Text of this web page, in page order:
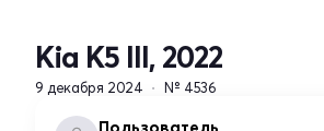
Kia K5 III, 2022
9 декабря 2024 № 4536